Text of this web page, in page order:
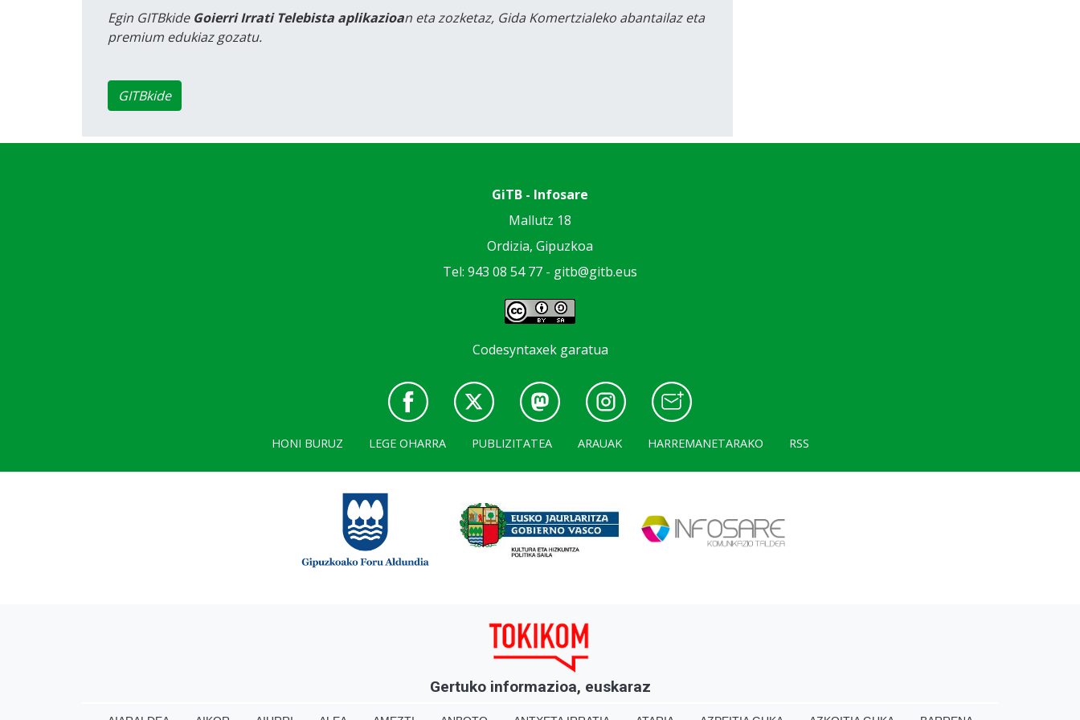
Egin GITBkide Goierri Irrati Telebista aplikazioan eta zozketaz, Gida Komertzialeko abantailaz eta
premium edukiaz gozatu.
GITBkide
GiTB - Infosare
Mallutz 18
Ordizia, Gipuzkoa
Tel: 943 08 54 77 - gitb@gitb.eus
Codesyntaxek garatua
HONI BURUZ LEGE OHARRA PUBLIZITATEA ARAUAK HARREMANETARAKO RSS
Gertuko informazioa, euskaraz